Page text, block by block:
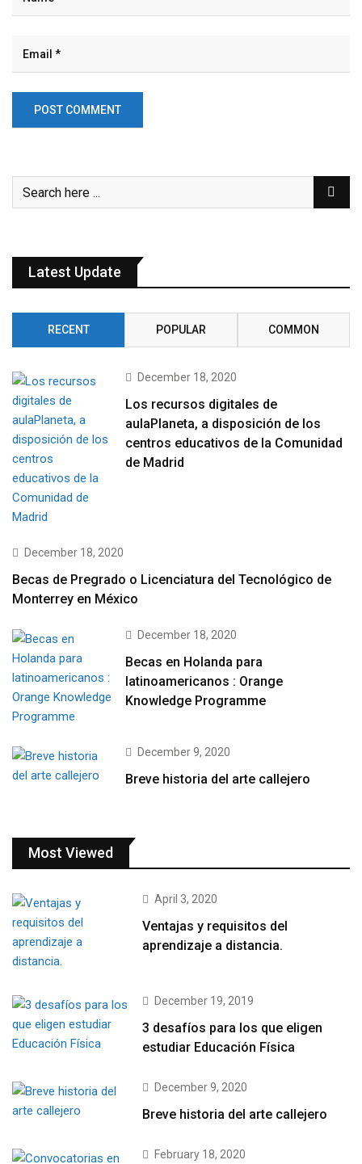
Latest Update
RECENT POPULAR COMMON
December 18, 2020
Los recursos digitales de
aulaPlaneta, a disposición de los
centros educativos de la Comunidad
de Madrid
December 18, 2020
Becas de Pregrado o Licenciatura del Tecnológico de
Monterrey en México
December 18, 2020
Becas en Holanda para
latinoamericanos : Orange
Knowledge Programme
December 9, 2020
Breve historia del arte callejero
Most Viewed
April 3, 2020
Ventajas y requisitos del
aprendizaje a distancia.
December 19, 2019
3 desafíos para los que eligen
estudiar Educación Física
December 9, 2020
Breve historia del arte callejero
February 18, 2020